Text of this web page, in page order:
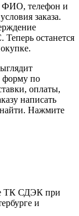
ФИО, телефон и
заказа.
останется
форму по
оплаты,
написать
Нажмите
ТК СДЭК при
и